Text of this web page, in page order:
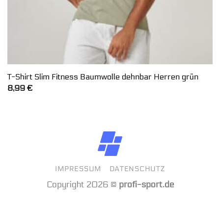
T-Shirt Slim Fitness Baumwolle dehnbar Herren grün
8,99 €
IMPRESSUM DATENSCHUTZ
Copyright 2026 © profi-sport.de